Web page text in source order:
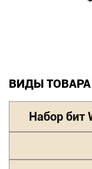
+7
(831)
282-
01
ВИДЫ ТОВАРА
Набор бит